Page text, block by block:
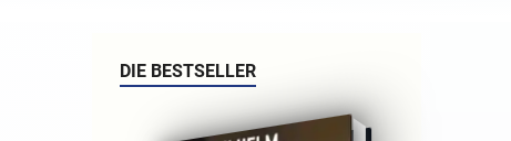
DIE BESTSELLER